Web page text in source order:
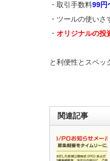
・取引手数料99円
・ツールの使いさ
・ オリジナルの投
と利便性とスペッ
関連記事